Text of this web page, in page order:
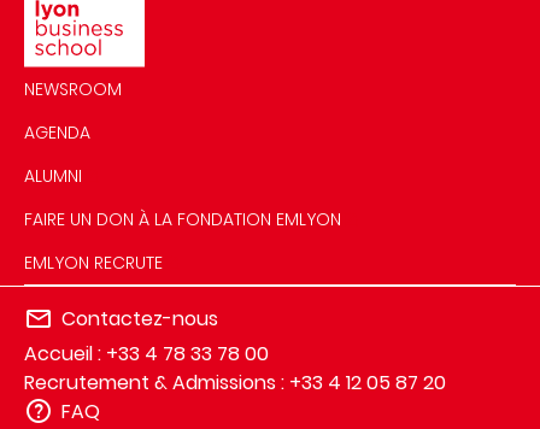
NEWSROOM
AGENDA
ALUMNI
FAIRE UN DON À LA FONDATION EMLYON
EMLYON RECRUTE
Contactez-nous
Accueil : +33 4 78 33 78 00
Recrutement & Admissions : +33 4 12 05 87 20
FAQ